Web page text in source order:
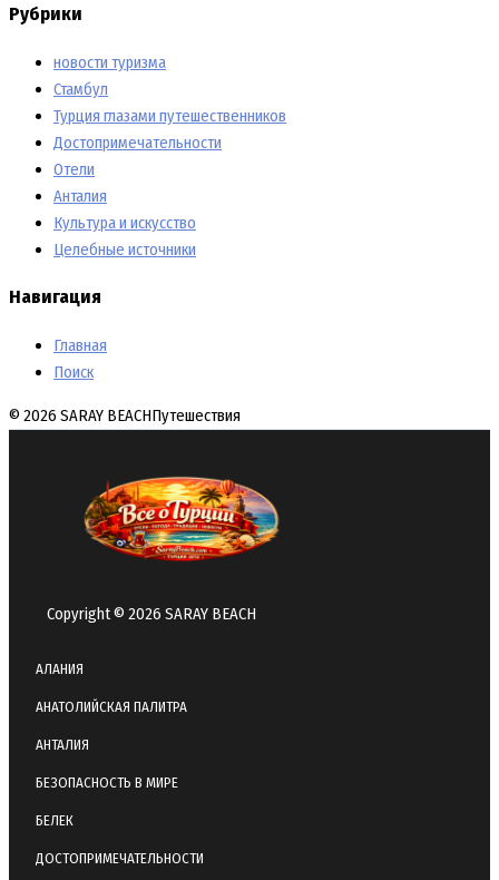
Рубрики
новости туризма
Стамбул
Турция глазами путешественников
Достопримечательности
Отели
Анталия
Культура и искусство
Целебные источники
Навигация
Главная
Поиск
© 2026 SARAY BEACHПутешествия
Copyright © 2026 SARAY BEACH
АЛАНИЯ
АНАТОЛИЙСКАЯ ПАЛИТРА
АНТАЛИЯ
БЕЗОПАСНОСТЬ В МИРЕ
БЕЛЕК
ДОСТОПРИМЕЧАТЕЛЬНОСТИ